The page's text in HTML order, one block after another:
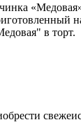
в торт.